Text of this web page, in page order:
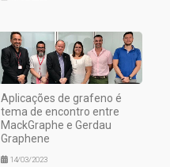
Aplicações de grafeno é
tema de encontro entre
MackGraphe e Gerdau
Graphene
14/03/2023